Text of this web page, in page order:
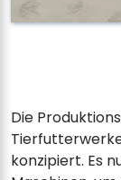
Die
konzipiert. Es